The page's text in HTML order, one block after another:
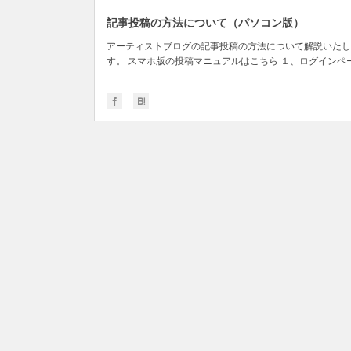
記事投稿の方法について（パソコン版）
アーティストブログの記事投稿の方法について解説いた
す。 スマホ版の投稿マニュアルはこちら １、ログインペ